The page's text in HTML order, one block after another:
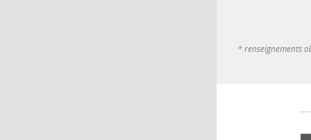
* renseignements